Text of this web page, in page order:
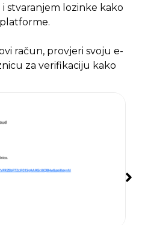
stvaranjem lozinke kako
račun, provjeri svoju e-
za verifikaciju kako